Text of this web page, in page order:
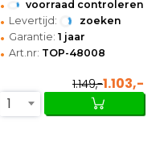
• voorraad controleren
• Levertijd: zoeken
• Garantie: 1 jaar
• Art.nr: TOP-48008
1.149,-1.103,-
1